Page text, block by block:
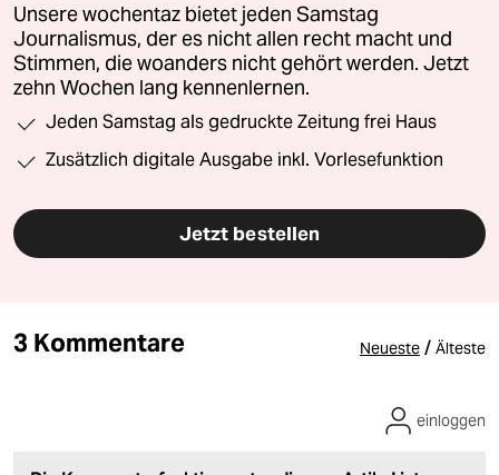
Unsere wochentaz bietet jeden Samstag
Journalismus, der es nicht allen recht macht und
Stimmen, die woanders nicht gehört werden. Jetzt
zehn Wochen lang kennenlernen.
Jeden Samstag als gedruckte Zeitung frei Haus
Zusätzlich digitale Ausgabe inkl. Vorlesefunktion
Jetzt bestellen
3 Kommentare Neueste / Älteste
einloggen